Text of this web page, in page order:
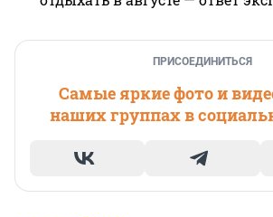
ПРИСОЕДИНИТЬСЯ
Самые яркие фото и
наших группах в